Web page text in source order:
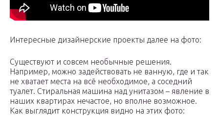
Интересные дизайнерские проекты далее на фото:
Существуют и совсем необычные решения.
Например, можно задействовать не ванную, где и так
не хватает места на всё необходимое, а соседний
туалет. Стиральная машина над унитазом – явление в
наших квартирах нечастое, но вполне возможное.
Как выглядит конструкция видно на этих фото: